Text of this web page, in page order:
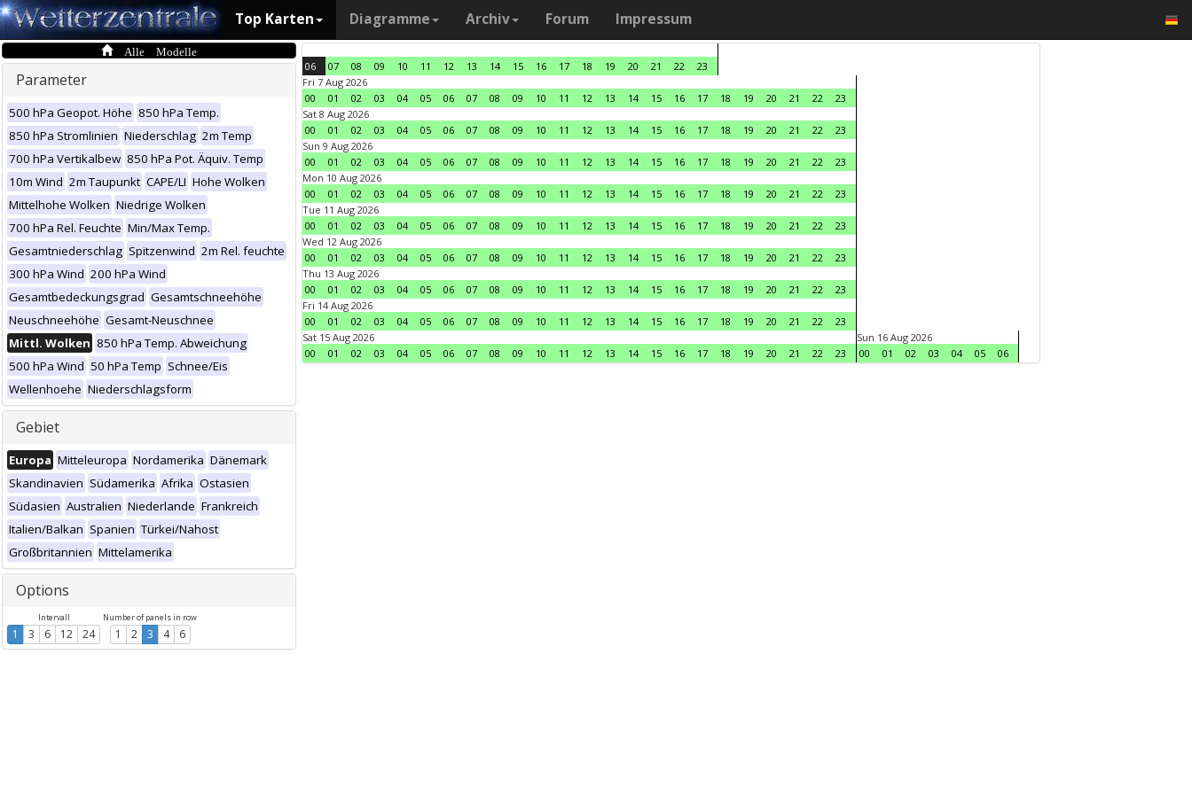
Top Karten Diagramme Archiv Forum Impressum
Alle Modelle
Parameter
500 hPa Geopot. Höhe 850 hPa Temp.
850 hPa Stromlinien Niederschlag 2m Temp
700 hPa Vertikalbew 850 hPa Pot. Äquiv. Temp
10m Wind 2m Taupunkt CAPE/LI Hohe Wolken
Mittelhohe Wolken Niedrige Wolken
700 hPa Rel. Feuchte Min/Max Temp.
Gesamtniederschlag Spitzenwind 2m Rel. feuchte
300 hPa Wind 200 hPa Wind
Gesamtbedeckungsgrad Gesamtschneehöhe
Neuschneehöhe Gesamt-Neuschnee
Mittl. Wolken 850 hPa Temp. Abweichung
500 hPa Wind 50 hPa Temp Schnee/Eis
Wellenhoehe Niederschlagsform
Gebiet
Europa Mitteleuropa Nordamerika Dänemark
Skandinavien Südamerika Afrika Ostasien
Südasien Australien Niederlande Frankreich
Italien/Balkan Spanien Türkei/Nahost
Großbritannien Mittelamerika
Options
Intervall
1 3 6 12 24
Number of panels in row
1 2 3 4 6
06 07 08 09 10 11 12 13 14 15 16 17 18 19 20 21 22
23
Fri 7 Aug 2026
00
01 02 03 04 05 06 07 08 09 10 11 12 13 14 15 16 17 18 19 20 21 22
23
Sat 8 Aug 2026
00
01 02 03 04 05 06 07 08 09 10 11 12 13 14 15 16 17 18 19 20 21 22
23
Sun 9 Aug 2026
00
01 02 03 04 05 06 07 08 09 10 11 12 13 14 15 16 17 18 19 20 21 22
23
Mon 10 Aug 2026
00
01 02 03 04 05 06 07 08 09 10 11 12 13 14 15 16 17 18 19 20 21 22
23
Tue 11 Aug 2026
00
01 02 03 04 05 06 07 08 09 10 11 12 13 14 15 16 17 18 19 20 21 22
23
Wed 12 Aug 2026
00
01 02 03 04 05 06 07 08 09 10 11 12 13 14 15 16 17 18 19 20 21 22
23
Thu 13 Aug 2026
00
01 02 03 04 05 06 07 08 09 10 11 12 13 14 15 16 17 18 19 20 21 22
23
Fri 14 Aug 2026
00
01 02 03 04 05 06 07 08 09 10 11 12 13 14 15 16 17 18 19 20 21 22
23
Sat 15 Aug 2026
00
01 02 03 04 05 06 07 08 09 10 11 12 13 14 15 16 17 18 19 20 21 22 23
Sun 16 Aug 2026
00
01 02 03 04 05 06